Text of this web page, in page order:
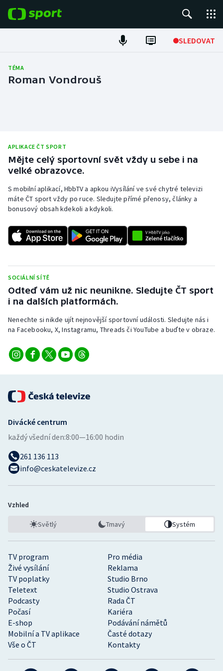
SLEDOVAT
Fotbal
Cyklistika
DALŠÍ SPORTY
Americký fotbal
Baseball a softbal
Biatlon
Boby a skeleton
Box
Curling
Dostihy
Florbal
Futsal
Gymnastika
Jezdectví
Judo
Krasobruslení
Lezení
Lyže a snowboard
Moderní pětiboj
Motorsport
NEPŘEHLÉDNĚTE
Soutěže
Aplikace ČT sport
AZ kvíz
TÉMA
Roman Vondrouš
APLIKACE ČT SPORT
Mějte celý sportovní svět vždy u sebe i na
velké obrazovce.
S mobilní aplikací, HbbTV a apkou iVysílání ve své chytré televizi
máte ČT sport vždy po ruce. Sledujte přímé přenosy, články a
bonusový obsah kdekoli a kdykoli.
SOCIÁLNÍ SÍTĚ
Odteď vám už nic neunikne. Sledujte ČT sport
i na dalších platformách.
Nenechte si nikde ujít nejnovější sportovní události. Sledujte nás i
na Facebooku, X, Instagramu, Threads či YouTube a buďte v obraze.
TV program
Pro média
Živé vysílání
Reklama
TV poplatky
Studio Brno
Teletext
Studio Ostrava
Podcasty
Rada ČT
Počasí
Kariéra
E-shop
Podávání námětů
Mobilní a TV aplikace
Časté dotazy
Vše o ČT
Kontakty
Divácké centrum
každý všední den:8:00—16:00 hodin
261 136 113
info@ceskatelevize.cz
Vzhled
Světlý Tmavý Systém